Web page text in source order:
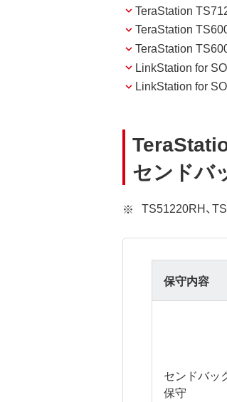
TeraStation
TeraStation
TeraStation
LinkStation for
LinkStation for
センドバ
TS51220RH、
保守内容
センドバッ
保守